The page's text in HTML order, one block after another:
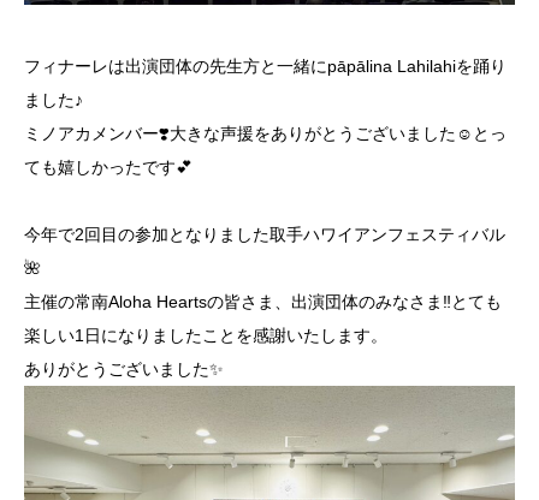
フィナーレは出演団体の先生方と一緒にpāpālina Lahilahiを踊り
ました♪
ミノアカメンバー❣️大きな声援をありがとうございました☺️とっ
ても嬉しかったです💕
今年で2回目の参加となりました取手ハワイアンフェスティバル
🌺
主催の常南Aloha Heartsの皆さま、出演団体のみなさま‼︎とても
楽しい1日になりましたことを感謝いたします。
ありがとうございました✨